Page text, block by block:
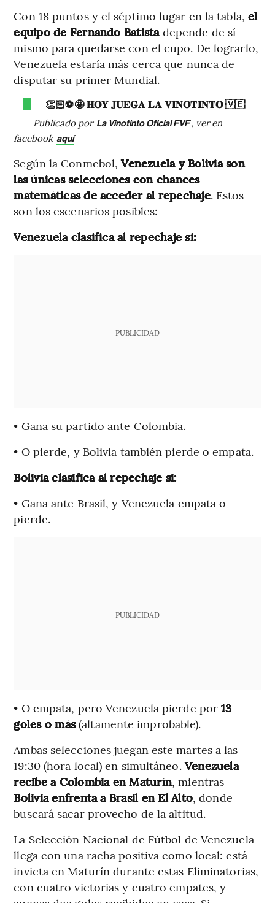
Con 18 puntos y el séptimo lugar en la tabla, el
equipo de Fernando Batista depende de sí
mismo para quedarse con el cupo. De lograrlo,
Venezuela estaría más cerca que nunca de
disputar su primer Mundial.
👏🏻⚽🤩 𝐇𝐎𝐘 𝐉𝐔𝐄𝐆𝐀 𝐋𝐀 𝐕𝐈𝐍𝐎𝐓𝐈𝐍𝐓𝐎 🇻🇪
Publicado por La Vinotinto Oficial FVF, ver en
facebook aquí
Según la Conmebol,Venezuela y Bolivia son
las únicas selecciones con chances
matemáticas de acceder al repechaje. Estos
son los escenarios posibles:
Venezuela clasifica al repechaje si:
PUBLICIDAD
• Gana su partido ante Colombia.
• O pierde, y Bolivia también pierde o empata.
Bolivia clasifica al repechaje si:
• Gana ante Brasil, y Venezuela empata o
pierde.
PUBLICIDAD
• O empata, pero Venezuela pierde por13
goles o más(altamente improbable).
Ambas selecciones juegan este martes a las
19:30 (hora local) en simultáneo.Venezuela
recibe a Colombia en Maturín, mientras
Bolivia enfrenta a Brasil en El Alto, donde
buscará sacar provecho de la altitud.
La Selección Nacional de Fútbol de Venezuela
llega con una racha positiva como local: está
invicta en Maturín durante estas Eliminatorias,
con cuatro victorias y cuatro empates, y